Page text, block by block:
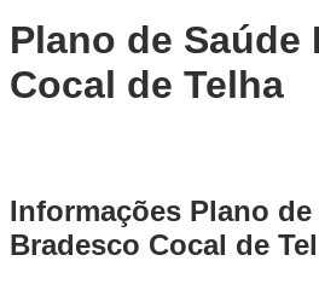
Plano de Saúde
Cocal de Telha
Informações Plano de
Bradesco Cocal de